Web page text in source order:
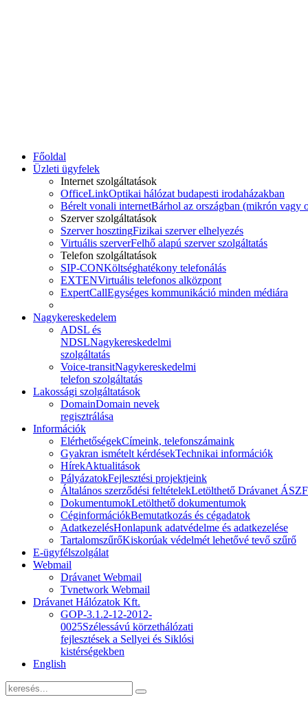
Főoldal
Üzleti ügyfelek
Internet szolgáltatások
OfficeLinkOptikai hálózat budapesti irodaházakban
Bérelt vonali internetBárhol az országban (mikrón vagy
Szerver szolgáltatások
Szerver hosztingFizikai szerver elhelyezés
Virtuális szerverFelhő alapú szerver szolgáltatás
Telefon szolgáltatások
SIP-CONKöltséghatékony telefonálás
EXTENVirtuális telefonos alközpont
ExpertCallEgységes kommunikáció minden médiára
Nagykereskedelem
ADSL és
NDSLNagykereskedelmi
szolgáltatás
Voice-transitNagykereskedelmi
telefon szolgáltatás
Lakossági szolgáltatások
DomainDomain nevek
regisztrálása
Információk
ElérhetőségekCímeink, telefonszámaink
Gyakran ismételt kérdésekTechnikai információk
HírekAktualitások
PályázatokFejlesztési projektjeink
Általános szerződési feltételekLetölthető Drávanet ÁSZF
DokumentumokLetölthető dokumentumok
CéginformációkBemutatkozás és cégadatok
AdatkezelésHonlapunk adatvédelme és adatkezelése
TartalomszűrőKiskorúak védelmét lehetővé tevő szűrő
E-ügyfélszolgálat
Webmail
Drávanet Webmail
Tvnetwork Webmail
Drávanet Hálózatok Kft.
GOP-3.1.2-12-2012-
0025Szélessávú körzethálózati
fejlesztések a Sellyei és Siklósi
kistérségekben
English